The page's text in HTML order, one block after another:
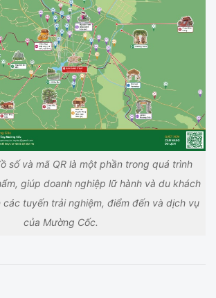
số và mã QR là một phần trong quá trình
giúp doanh nghiệp lữ hành và du khách
tuyến trải nghiệm, điểm đến và dịch vụ
của Mường Cốc.